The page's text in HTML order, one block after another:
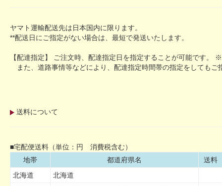
ヤマト運輸配送先は日本国内に限ります。
**配送日にご指定がない場合は、最短で発送いたします。
【配達指定】 ご注文時、配達指定日を指定することが可能です。
また、道路事情等などにより、配達指定時間帯の指定をしても
送料について
■宅配便送料（単位：円 消費税含む）
地帯
都道府県名
送料
北海道
北海道